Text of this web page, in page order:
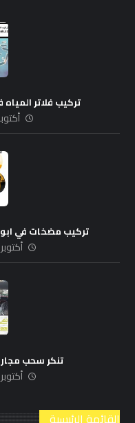
تركيب فلاتر المياه في
أكتوبر 24,
تركيب مضخات في ابو الحصانى
أكتوبر 24, 2024
تنكر سحب مجاري
أكتوبر 23, 2024
القائمة الرئيسية